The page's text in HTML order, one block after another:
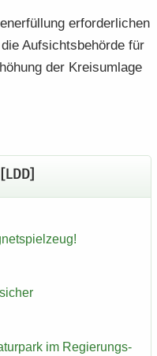
er­for­der­li­chen
Auf­sichts­be­hör­de für
der Kreis­um­la­ge
im Re­gie­rungs­